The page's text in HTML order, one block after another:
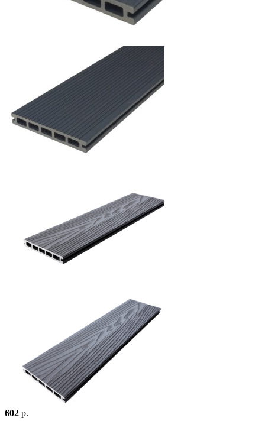
602 р.